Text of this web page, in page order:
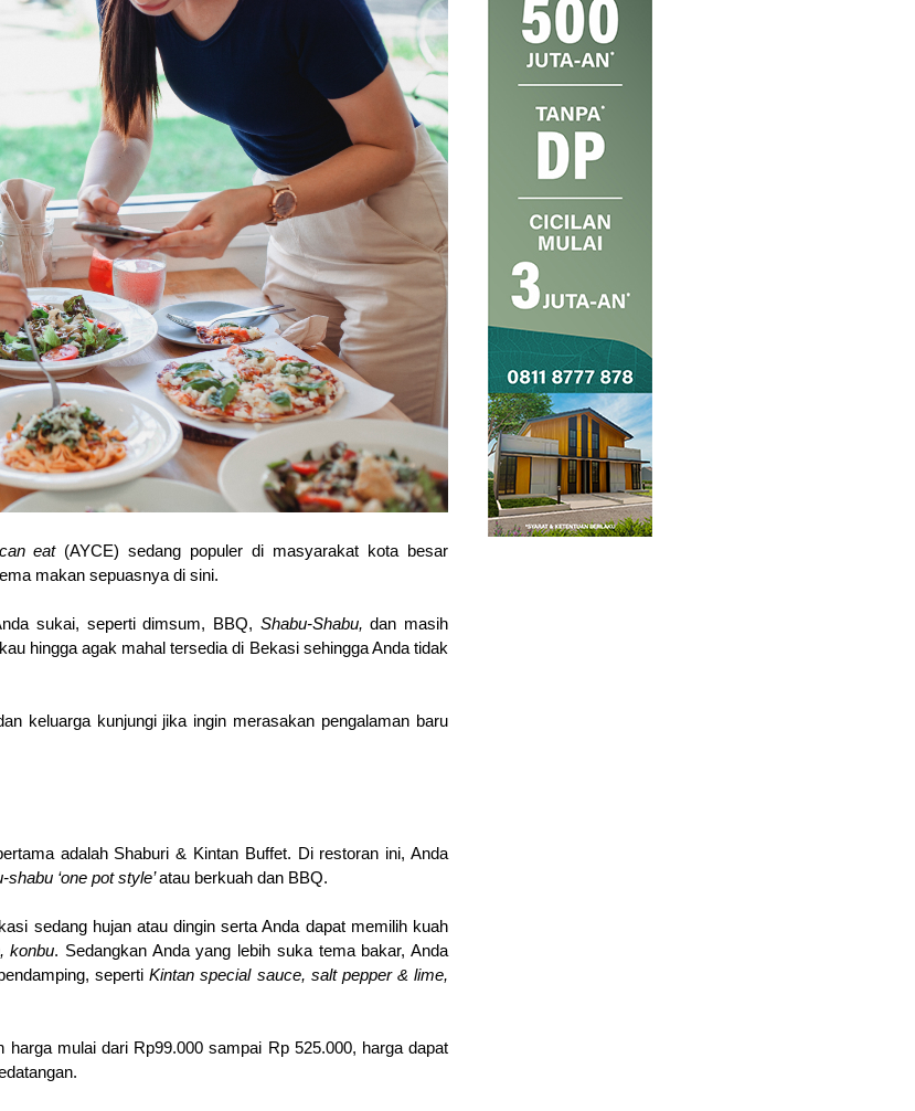
eat (AYCE) sedang populer di masyarakat kota besar
makan sepuasnya di sini.
sukai, seperti dimsum, BBQ, Shabu-Shabu, dan masih
hingga agak mahal tersedia di Bekasi sehingga Anda tidak
keluarga kunjungi jika ingin merasakan pengalaman baru
adalah Shaburi & Kintan Buffet. Di restoran ini, Anda
shabu ‘one pot style’ atau berkuah dan BBQ.
sedang hujan atau dingin serta Anda dapat memilih kuah
konbu. Sedangkan Anda yang lebih suka tema bakar, Anda
seperti
mulai dari Rp99.000 sampai Rp 525.000, harga dapat